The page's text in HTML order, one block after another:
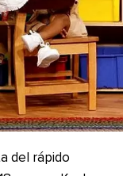
del rápido